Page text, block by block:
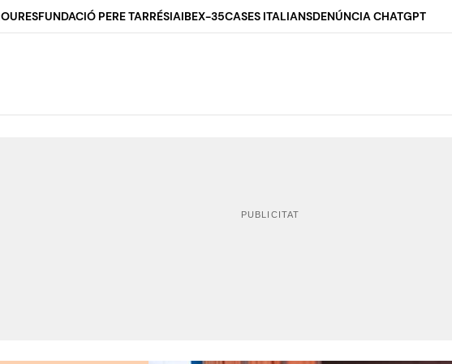
FUNDACIÓ PERE TARRÉSIAIBEX-35CASES ITALIANSDENÚNCIA CHATGPT